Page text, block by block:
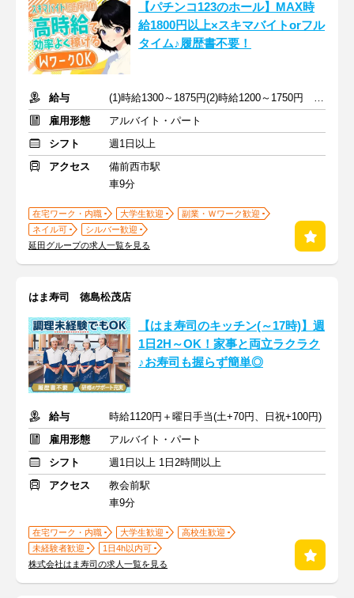
【パチンコ123のホール】MAX時
給1800円以上×スキマバイトorフル
タイム♪履歴書不要！
給与
(1)時給1300～1875円(2)時給1200～1750円 ※深夜手当含む
雇用形態
アルバイト・パート
シフト
週1日以上
アクセス
備前西市駅
車9分
在宅ワーク・内職 大学生歓迎
副業・Ｗワーク歓迎
ネイル可
シルバー歓迎
延田グループの求人一覧を見る
はま寿司 徳島松茂店
【はま寿司のキッチン(～17時)】週
1日2H～OK！家事と両立ラクラク
♪お寿司も握らず簡単◎
給与
時給1120円＋曜日手当(土+70円、日祝+100円)
雇用形態
アルバイト・パート
シフト
週1日以上 1日2時間以上
アクセス
教会前駅
車9分
在宅ワーク・内職 大学生歓迎
高校生歓迎
未経験者歓迎
1日4h以内可
株式会社はま寿司の求人一覧を見る